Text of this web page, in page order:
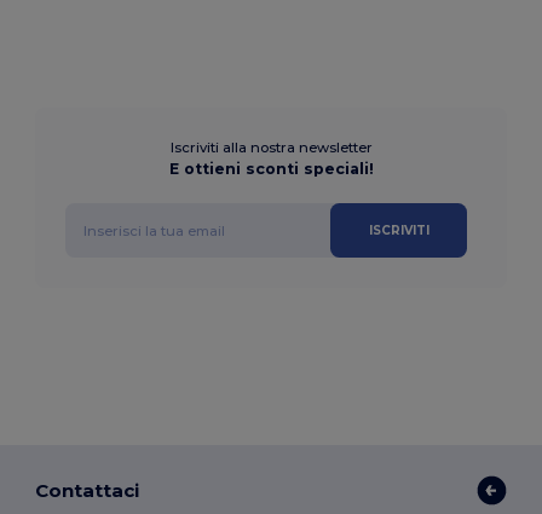
Iscriviti alla nostra newsletter
E ottieni sconti speciali!
ISCRIVITI
Contattaci